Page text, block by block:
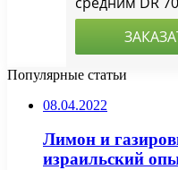
Популярные статьи
08.04.2022
Лимон и
израильский